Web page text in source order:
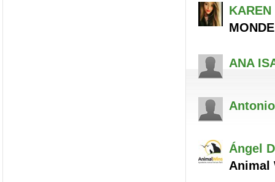
KAREN
ANA
Antonio
Ángel
Animal